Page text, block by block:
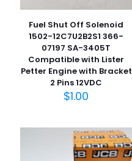
Fuel Shut Off Solenoid
1502-12C7U2B2S1 366-
07197 SA-3405T
Compatible with Lister
Petter Engine with Bracket
2 Pins 12VDC
$1.00